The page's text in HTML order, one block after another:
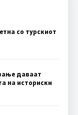
со турскиот
даваат
на историски